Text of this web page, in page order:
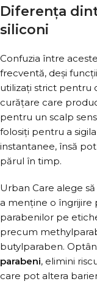
Diferența
siliconi
Confuzia între
frecventă, deși
utilizați strict pentru
curățare care
pentru un scalp
folosiți pentru a
instantanee, însă
părul în timp.
Urban Care alege
a menține o îngrijire
parabenilor pe
precum
butylparaben.
parabeni, elimini
care pot altera